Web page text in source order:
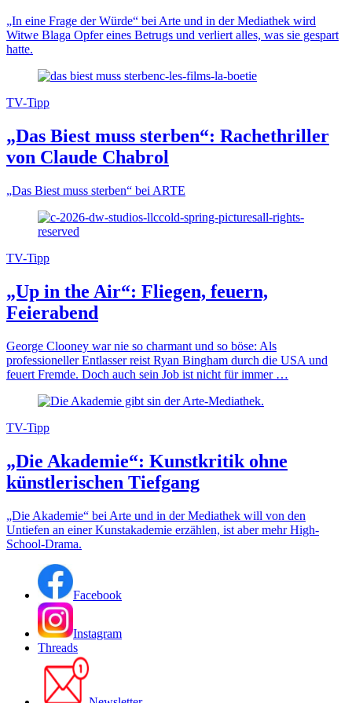
„In eine Frage der Würde“ bei Arte und in der Mediathek wird
Witwe Blaga Opfer eines Betrugs und verliert alles, was sie gespart
hatte.
TV-Tipp
„Das Biest muss sterben“: Rachethriller
von Claude Chabrol
„Das Biest muss sterben“ bei ARTE
TV-Tipp
„Up in the Air“: Fliegen, feuern,
Feierabend
George Clooney war nie so charmant und so böse: Als
professioneller Entlasser reist Ryan Bingham durch die USA und
feuert Fremde. Doch auch sein Job ist nicht für immer …
TV-Tipp
„Die Akademie“: Kunstkritik ohne
künstlerischen Tiefgang
„Die Akademie“ bei Arte und in der Mediathek will von den
Untiefen an einer Kunstakademie erzählen, ist aber mehr High-
School-Drama.
Facebook
Instagram
Threads